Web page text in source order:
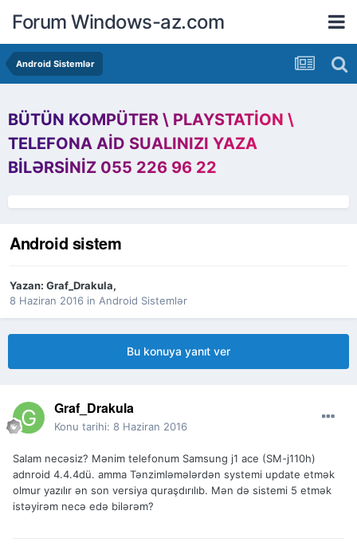
Forum Windows-az.com
Android Sistemlər
BÜTÜN KOMPÜTER \ PLAYSTATION \
TELEFONA AID SUALINIZI YAZA
BILƏRSINIZ 055 226 96 22
Android sistem
Yazan: Graf_Drakula,
8 Haziran 2016 in Android Sistemlər
Bu konuya yanıt ver
Graf_Drakula
Konu tarihi: 8 Haziran 2016
Salam necəsiz? Mənim telefonum Samsung j1 ace (SM-j110h)
adnroid 4.4.4dü. amma Tənzimləmələrdən systemi update etmək
olmur yazılır ən son versiya quraşdırılıb. Mən də sistemi 5 etmək
istəyirəm necə edə bilərəm?